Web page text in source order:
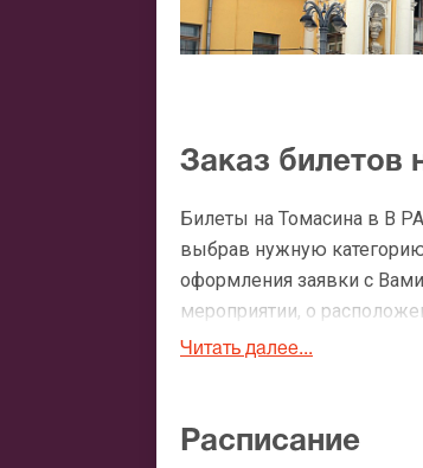
Заказ билетов
Билеты на Томасина в В
выбрав нужную
оформления заявки с
мероприятии, о
После бронирования
доставка билетов
Читать далее...
Расписание